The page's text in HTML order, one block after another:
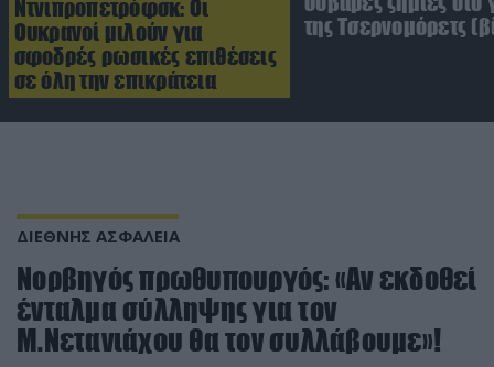
Ντνιπροπετρόφσκ: Οι
Ουκρανοί μιλούν για
σφοδρές ρωσικές επιθέσεις
σε όλη την επικράτεια
της Τσερνομόρετς
ΔΙΕΘΝΗΣ ΑΣΦΑΛΕΙΑ
Νορβηγός πρωθυπουργός: «Αν εκδοθεί
ένταλμα σύλληψης για τον
Μ.Νετανιάχου θα τον συλλάβουμε»!